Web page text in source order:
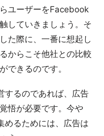
ユーザーをFacebook
していきましょう。そ
た際に、一番に想起し
からこそ他社との比較
できるのです。
するのであれば、広告
悟が必要です。今や
めるためには、広告は